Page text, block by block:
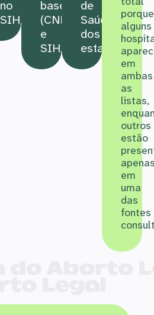
no
SIH/DATASUS
bases
(CNES
e
SIH/DATASUS)
de
Saúde
dos
estados
porque
alguns
em
ambas
as
listas,
outros
estão
em
uma
das
fontes